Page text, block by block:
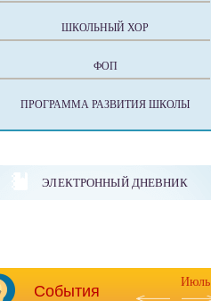
ШКОЛЬНЫЙ ХОР
ФОП
ПРОГРАММА РАЗВИТИЯ ШКОЛЫ
ЭЛЕКТРОННЫЙ ДНЕВНИК
События
Июль